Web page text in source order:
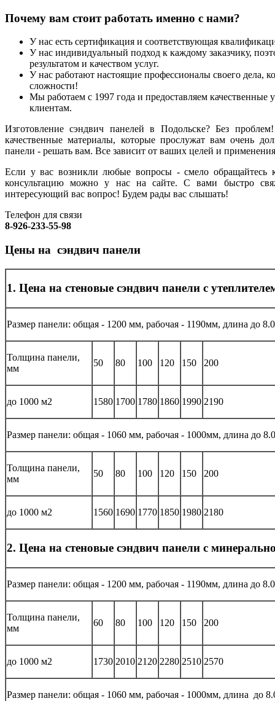
Почему вам стоит работать именно с нами?
У нас есть сертификация и соответствующая
У нас индивидуальный подход к каждому заказчику,
результатом и качеством услуг.
У нас работают настоящие профессионалы своего дела,
сложности!
Мы работаем с 1997 года и предоставляем
клиентам.
Изготовление сэндвич панелей в Подольске? Без
качественные материалы, которые прослужат вам очень
панели - решать вам. Все зависит от ваших целей и
Если у вас возникли любые вопросы - смело обращайтесь
консультацию можно у нас на сайте. С вами быстро
интересующий вас вопрос! Будем рады вас слышать!
Телефон для связи
8-926-233-55-98
Цены на сэндвич панели
1. Цена на стеновые сэндвич панели с
Размер панели: общая - 1200 мм, рабочая - 1190мм, длина до
Толщина панели,
мм
50 80 100 120 150 200
до 1000 м2 1580 1700 1780 1860 1990 2190
Размер панели: общая - 1060 мм, рабочая - 1000мм, длина до
Толщина панели,
мм
50 80 100 120 150 200
до 1000 м2 1560 1690 1770 1850 1980 2180
2. Цена на стеновые сэндвич панели с
Размер панели: общая - 1200 мм, рабочая - 1190мм, длина до
Толщина панели,
мм
60 80 100 120 150 200
до 1000 м2 1730 2010 2120 2280 2510 2570
Размер панели: общая - 1060 мм, рабочая - 1000мм, длина до